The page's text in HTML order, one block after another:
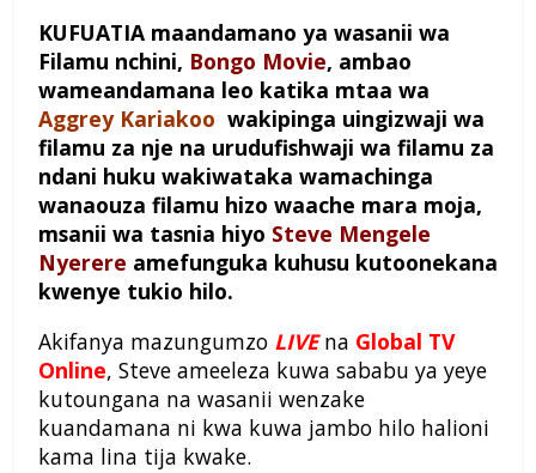
KUFUATIA maandamano ya wasanii wa
Filamu nchini, Bongo Movie, ambao
wameandamana leo katika mtaa wa
Aggrey Kariakoo wakipinga uingizwaji wa
filamu za nje na urudufishwaji wa filamu za
ndani huku wakiwataka wamachinga
wanaouza filamu hizo waache mara moja,
msanii wa tasnia hiyo Steve Mengele
Nyerere amefunguka kuhusu kutoonekana
kwenye tukio hilo.
Akifanya mazungumzo LIVEna Global TV
Online, Steve ameeleza kuwa sababu ya yeye
kutoungana na wasanii wenzake
kuandamana ni kwa kuwa jambo hilo halioni
kama lina tija kwake.